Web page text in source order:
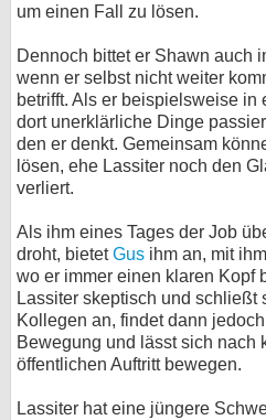
um einen Fall zu lösen.
Dennoch bittet er Shawn auch
wenn er selbst nicht weiter
betrifft. Als er beispielsweise in
dort unerklärliche Dinge
den er denkt. Gemeinsam
lösen, ehe Lassiter noch den
verliert.
Als ihm eines Tages der Job
droht, bietetGus ihm an, mit
wo er immer einen klaren Kopf
Lassiter skeptisch und
Kollegen an, findet dann
Bewegung und lässt sich nach
öffentlichen Auftritt bewegen.
Lassiter hat eine jüngere